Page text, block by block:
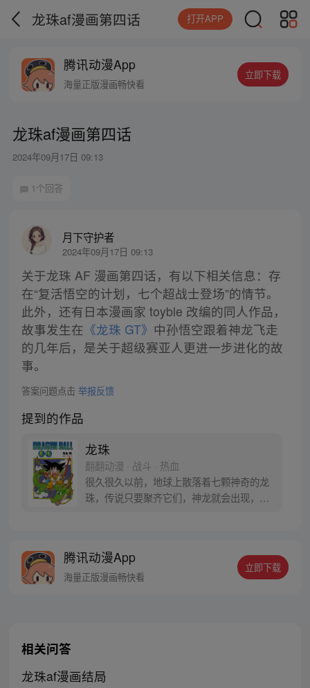
龙珠af漫画第四话 打开APP
腾讯动漫App
海量正版漫画畅快看
立即下载
龙珠af漫画第四话
2024年09月17日 09:13
1个回答
月下守护者
2024年09月17日 09:13
关于龙珠 AF 漫画第四话，有以下相关信息：存
在“复活悟空的计划，七个超战士登场”的情节。
此外，还有日本漫画家 toyble 改编的同人作品，
故事发生在 《龙珠 GT》 中孙悟空跟着神龙飞走
的几年后，是关于超级赛亚人更进一步进化的故
事。
答案问题点击 举报反馈
提到的作品
龙珠
翻翻动漫 · 战斗 · 热血
很久很久以前，地球上散落着七颗神奇的龙
珠，传说只要聚齐它们，神龙就会出现，并
腾讯动漫App
海量正版漫画畅快看
立即下载
相关问答
龙珠af漫画结局